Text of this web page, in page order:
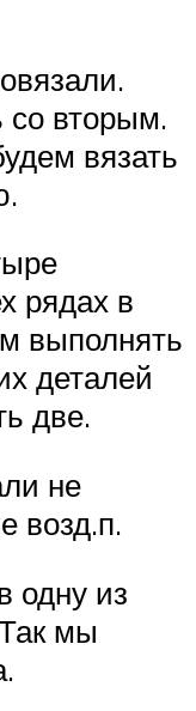
со вторым.
вязать
рядах в
выполнять
деталей
две.
не
возд.п.
одну из
мы